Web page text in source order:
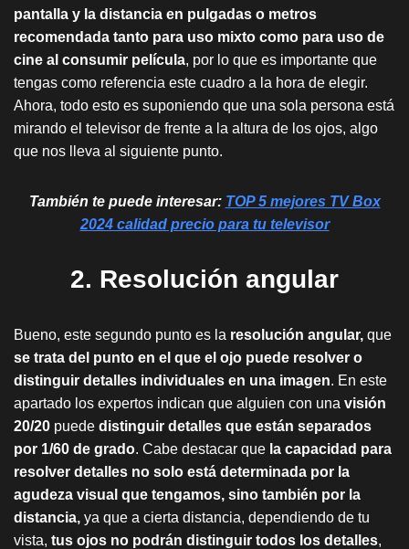
pantalla y la distancia en pulgadas o metros
recomendada tanto para uso mixto como para uso de
cine al consumir película, por lo que es importante que
tengas como referencia este cuadro a la hora de elegir.
Ahora, todo esto es suponiendo que una sola persona está
mirando el televisor de frente a la altura de los ojos, algo
que nos lleva al siguiente punto.
También te puede interesar: TOP 5 mejores TV Box
2024 calidad precio para tu televisor
2. Resolución angular
Bueno, este segundo punto es la resolución angular, que
se trata del punto en el que el ojo puede resolver o
distinguir detalles individuales en una imagen. En este
apartado los expertos indican que alguien con una visión
20/20 puede distinguir detalles que están separados
por 1/60 de grado. Cabe destacar que la capacidad para
resolver detalles no solo está determinada por la
agudeza visual que tengamos, sino también por la
distancia, ya que a cierta distancia, dependiendo de tu
vista, tus ojos no podrán distinguir todos los detalles,